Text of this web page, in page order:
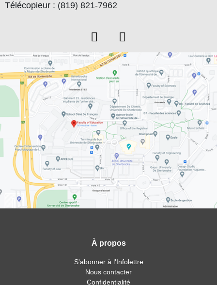
Télécopieur : (819) 821-7962
À propos
S'abonner à l'Infolettre
Nous contacter
Confidentialité